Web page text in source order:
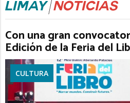
Con una gran
Edición de la Feria del
CULTURA